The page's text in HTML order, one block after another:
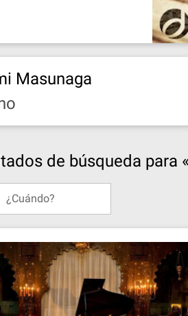
Masunaga
de búsqueda para
¿Cuándo?